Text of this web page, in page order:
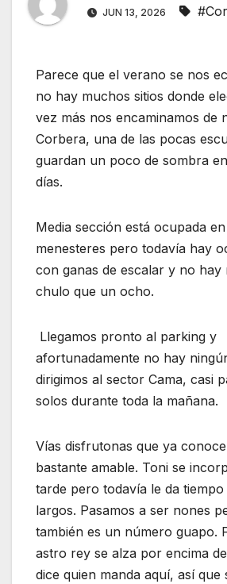
JUN 13, 2026
Parece que el verano se nos
no hay muchos sitios donde
vez más nos encaminamos de
Corbera, una de las pocas
guardan un poco de sombra
días.
Media sección está ocupada
menesteres pero todavía hay
con ganas de escalar y no hay
chulo que un ocho.
Llegamos pronto al parking y
afortunadamente no hay
dirigimos al sector Cama, casi
solos durante toda la mañana.
Vías disfrutonas que ya
bastante amable. Toni se
tarde pero todavía le da
largos. Pasamos a ser nones
también es un número guapo.
astro rey se alza por encima
dice quien manda aquí, así que